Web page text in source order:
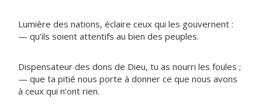
Lumière des nations, éclaire ceux qui les gouvernent :
— qu’ils soient attentifs au bien des peuples.
Dispensateur des dons de Dieu, tu as nourri les foules ;
— que ta pitié nous porte à donner ce que nous avons
à ceux qui n’ont rien.